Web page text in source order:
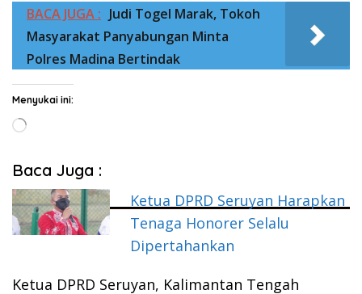
BACA JUGA : Judi Togel Marak, Tokoh
Masyarakat Panyabungan Minta
Polres Madina Bertindak
Menyukai ini:
Memuat...
Baca Juga :
Ketua DPRD Seruyan Harapkan
Tenaga Honorer Selalu
Dipertahankan
Ketua DPRD Seruyan, Kalimantan Tengah